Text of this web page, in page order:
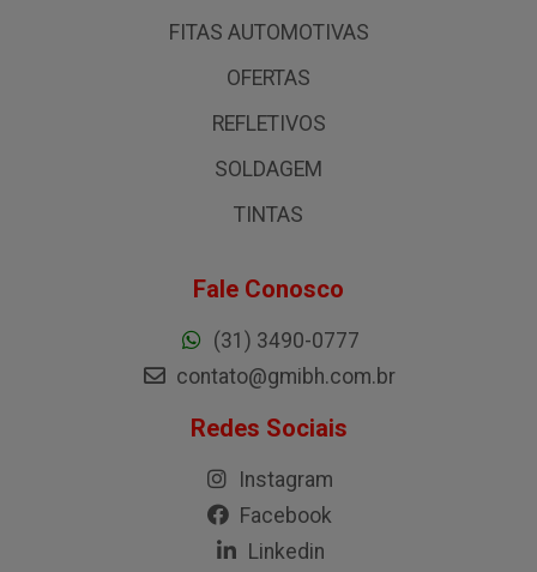
FITAS AUTOMOTIVAS
OFERTAS
REFLETIVOS
SOLDAGEM
TINTAS
Fale Conosco
(31) 3490-0777
contato@gmibh.com.br
Redes Sociais
Instagram
Facebook
Linkedin